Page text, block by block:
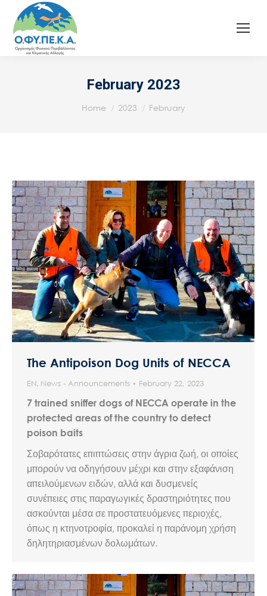
February 2023
You are here:
Home 2023 February
The Antipoison Dog Units of NECCA
EN, News - Announcements February 22, 2023
7 trained sniffer dogs of NECCA operate in the
protected areas of the country to detect
poison baits
Σοβαρότατες επιπτώσεις στην άγρια ζωή, οι οποίες
μπορούν να οδηγήσουν μέχρι και στην εξαφάνιση
απειλούμενων ειδών, αλλά και δυσμενείς
συνέπειες στις παραγωγικές δραστηριότητες που
ασκούνται μέσα σε προστατευόμενες περιοχές,
όπως η κτηνοτροφία, προκαλεί η παράνομη χρήση
δηλητηριασμένων δολωμάτων.